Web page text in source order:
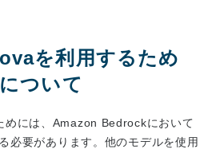
を利用するため
ついて
には、Amazon Bedrockにおいて
必要があります。他のモデルを使用